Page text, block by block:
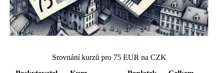
Srovnání kurzů pro 75 EUR na CZK